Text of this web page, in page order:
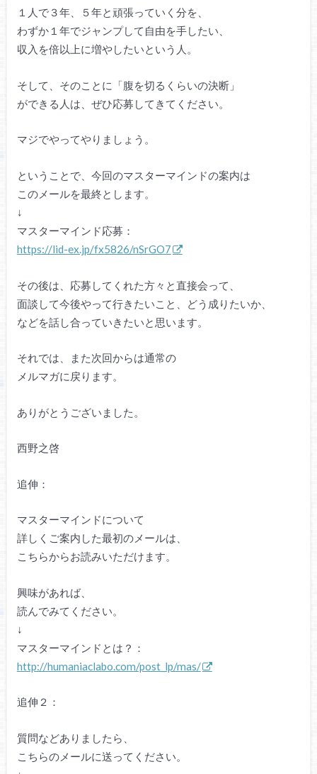
１人で３年、５年と頑張っていく分を、
わずか１年でジャンプして自由を手したい、
収入を倍以上に増やしたいという人。
そして、そのことに「腹を切るくらいの決断」
ができる人は、ぜひ応募してきてください。
マジでやってやりましょう。
ということで、今回のマスターマインドの案内は
このメールを最終とします。
↓
マスターマインド応募：
https://lid-ex.jp/fx5826/nSrGO7
その後は、応募してくれた方々と直接会って、
面談して今後やって行きたいこと、どう成りたいか、
などを話し合っていきたいと思います。
それでは、また次回からは通常の
メルマガに戻ります。
ありがとうございました。
西野之啓
追伸：
マスターマインドについて
詳しくご案内した最初のメールは、
こちらからお読みいただけます。
興味があれば、
読んでみてください。
↓
マスターマインドとは？：
http://humaniaclabo.com/post_lp/mas/
追伸２：
質問などありましたら、
こちらのメールに送ってください。